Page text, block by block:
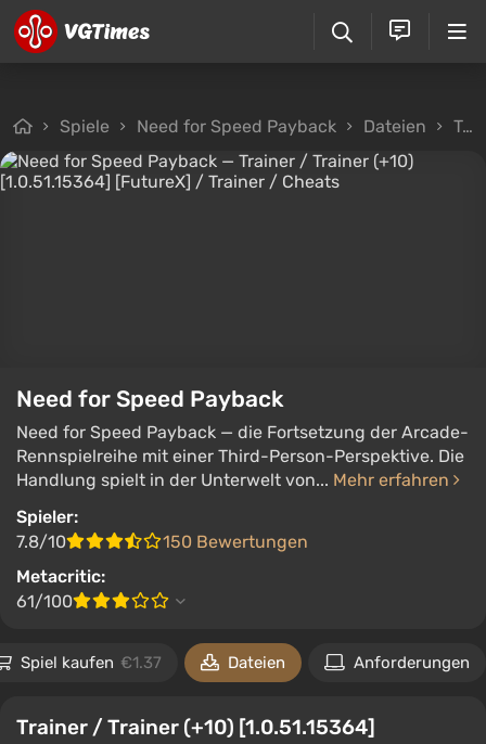
Spiele Need for Speed Payback Dateien Trainer
Need for Speed Payback
Need for Speed Payback — die Fortsetzung der Arcade-
Rennspielreihe mit einer Third-Person-Perspektive. Die
Handlung spielt in der Unterwelt von... Mehr erfahren
Spieler:
7.8/10
150 Bewertungen
Metacritic:
61/100
Spiel kaufen €1.37 Dateien Anforderungen
Trainer / Trainer (+10) [1.0.51.15364]